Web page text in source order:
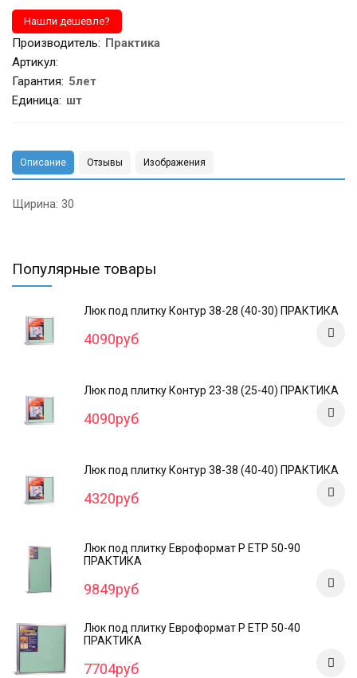
Производитель: Практика
Артикул:
Гарантия: 5лет
Единица: шт
Описание Отзывы Изображения
Щирина: 30
Популярные товары
Люк под плитку Контур 38-28 (40-30) ПРАКТИКА
4090руб
Люк под плитку Контур 23-38 (25-40) ПРАКТИКА
4090руб
Люк под плитку Контур 38-38 (40-40) ПРАКТИКА
4320руб
Люк под плитку Евроформат Р ЕТР 50-90
ПРАКТИКА
9849руб
Люк под плитку Евроформат Р ЕТР 50-40
ПРАКТИКА
7704руб